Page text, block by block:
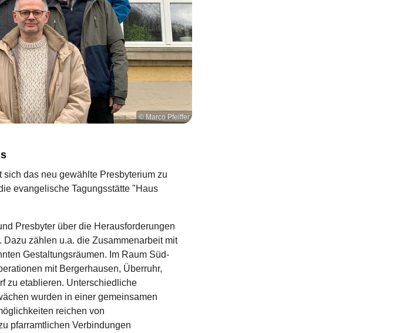
© Marco Pfeiffer
das neu gewählte Presbyterium zu
evangelische Tagungsstätte "Haus
Presbyter über die Herausforderungen
zählen u.a. die Zusammenarbeit mit
Gestaltungsräumen. Im Raum Süd-
mit Bergerhausen, Überruhr,
zu etablieren. Unterschiedliche
wurden in einer gemeinsamen
reichen von
pfarramtlichen Verbindungen